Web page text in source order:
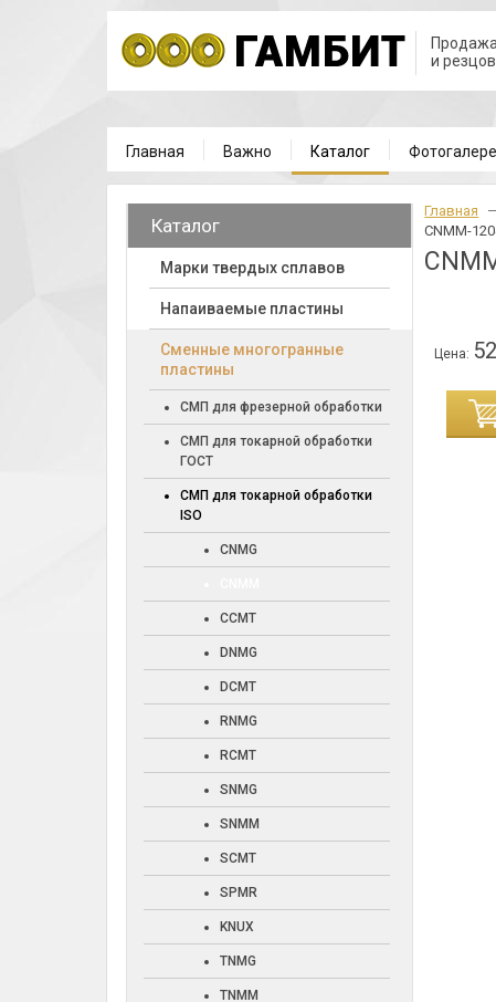
и
Главная Важно Каталог
Каталог
Марки твердых сплавов
Напаиваемые пластины
Cменные многогранные
пластины
СМП для фрезерной обработки
СМП для токарной обработки
ГОСТ
СМП для токарной обработки
ISO
CNMG
CCMT
DNMG
DCMT
RNMG
RCMT
SNMG
SNMM
SCMT
SPMR
KNUX
TNMG
TNMM
Главная
CNMM-
Цена: